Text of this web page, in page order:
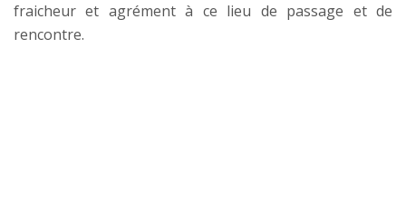
fraicheur et agrément à ce lieu de passage et de
rencontre.